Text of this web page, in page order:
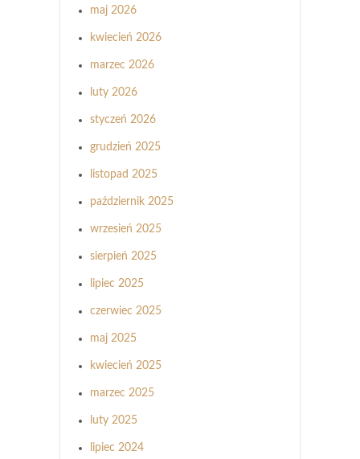
maj 2026
kwiecień 2026
marzec 2026
luty 2026
styczeń 2026
grudzień 2025
listopad 2025
październik 2025
wrzesień 2025
sierpień 2025
lipiec 2025
czerwiec 2025
maj 2025
kwiecień 2025
marzec 2025
luty 2025
lipiec 2024